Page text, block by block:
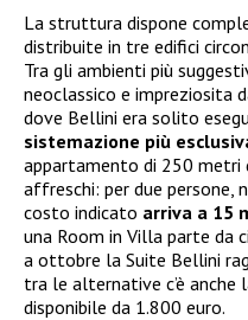
La struttura dispone
distribuite in tre edifici
Tra gli ambienti più
neoclassico e impreziosita
dove Bellini era solito
sistemazione più
appartamento di 250 metri
affreschi: per due
costo indicato arriva a 15
una Room in Villa parte da
a ottobre la Suite Bellini
tra le alternative c’è anche
disponibile da 1.800 euro.